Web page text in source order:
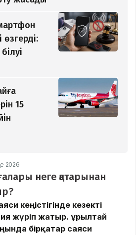
өзгерді:
15
2026
неге қатарынан
кеңістігінде кезекті
жүріп жатыр. Құрылтай
бірқатар саяси